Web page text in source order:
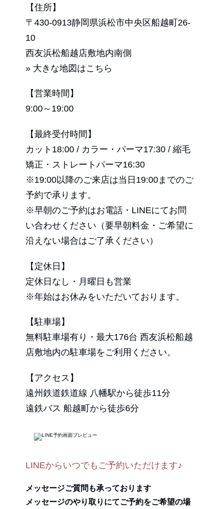
【住所】
〒430-0913静岡県浜松市中央区船越町26-
10
西友浜松船越店敷地内南側
» 大きな地図はこちら
【営業時間】
9:00～19:00
【最終受付時間】
カット18:00 / カラー・パーマ17:30 / 縮毛
矯正・ストレートパーマ16:30
※19:00以降のご来店は当日19:00までのご
予約で承ります。
※早朝のご予約はお電話・LINEにてお問
い合わせください（要早朝料金・ご希望に
沿えない場合はご了承ください）
【定休日】
定休日なし・月曜日も営業
※年始はお休みをいただいております。
【駐車場】
無料駐車場有り・最大176台 西友浜松船越
店敷地内の駐車場をご利用ください。
【アクセス】
遠州鉄道鉄道線 八幡駅から徒歩11分
遠鉄バス 船越町から徒歩6分
LINEからいつでもご予約いただけます♪
メッセージご質問も承っております
メッセージのやり取りにてご予約をご希望の場